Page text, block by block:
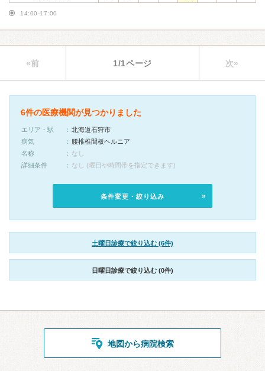
14:00-17:00
«前 1/1ページ 次»
6件の医療機関が見つかりました
エリア・駅
北海道石狩市
病気
腰椎椎間板ヘルニア
名称
なし
詳細条件
なし (曜日や時間帯を指定できます)
条件変更・絞り込み
土曜日診療で絞り込む (6件)
日曜日診療で絞り込む (0件)
地図から病院検索